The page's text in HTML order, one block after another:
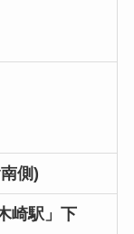
側)
崎駅」下